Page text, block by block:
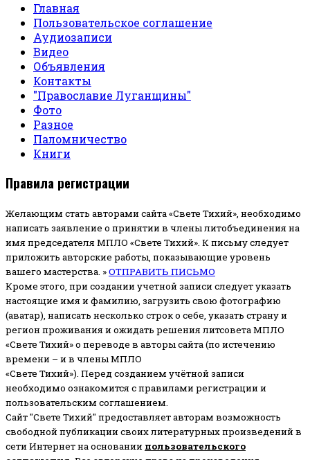
Главная
Пользовательское соглашение
Аудиозаписи
Видео
Объявления
Контакты
"Православие Луганщины"
Фото
Разное
Паломничество
Книги
Правила регистрации
Желающим стать авторами сайта «Свете Тихий», необходимо
написать заявление о принятии в члены литобъединения на
имя председателя МПЛО «Свете Тихий». К письму следует
приложить авторские работы, показывающие уровень
вашего мастерства. »ОТПРАВИТЬ ПИСЬМО
Кроме этого, при создании учетной записи следует указать
настоящие имя и фамилию, загрузить свою фотографию
(аватар), написать несколько строк о себе, указать страну и
регион проживания и ожидать решения литсовета МПЛО
«Свете Тихий» о переводе в авторы сайта (по истечению
времени – и в члены МПЛО
«Свете Тихий»). Перед созданием учётной записи
необходимо ознакомится с правилами регистрации и
пользовательским соглашением.
Сайт "Свете Тихий" предоставляет авторам возможность
свободной публикации своих литературных произведений в
сети Интернет на основании пользовательского